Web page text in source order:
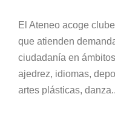
El Ateneo acoge
que atienden
ciudadanía en
ajedrez, idiomas,
artes plásticas,